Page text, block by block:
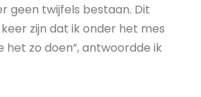
geen twijfels bestaan. Dit
zijn dat ik onder het mes
het zo doen”, antwoordde ik